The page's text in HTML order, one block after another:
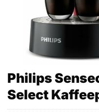
Philips
Select